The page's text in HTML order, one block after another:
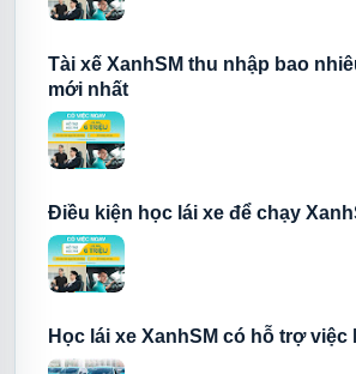
Tài xế XanhSM thu nhập bao
mới nhất
Điều kiện học lái xe để chạy
Học lái xe XanhSM có hỗ trợ việc